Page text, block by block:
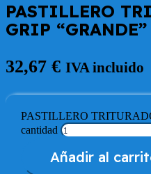
PASTILLERO
GRIP “GRANDE”
32,67 € IVA incluido
PASTILLERO
cantidad
Añadir al